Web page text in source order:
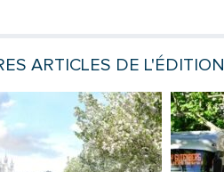
ARTICLES DE
Lire la